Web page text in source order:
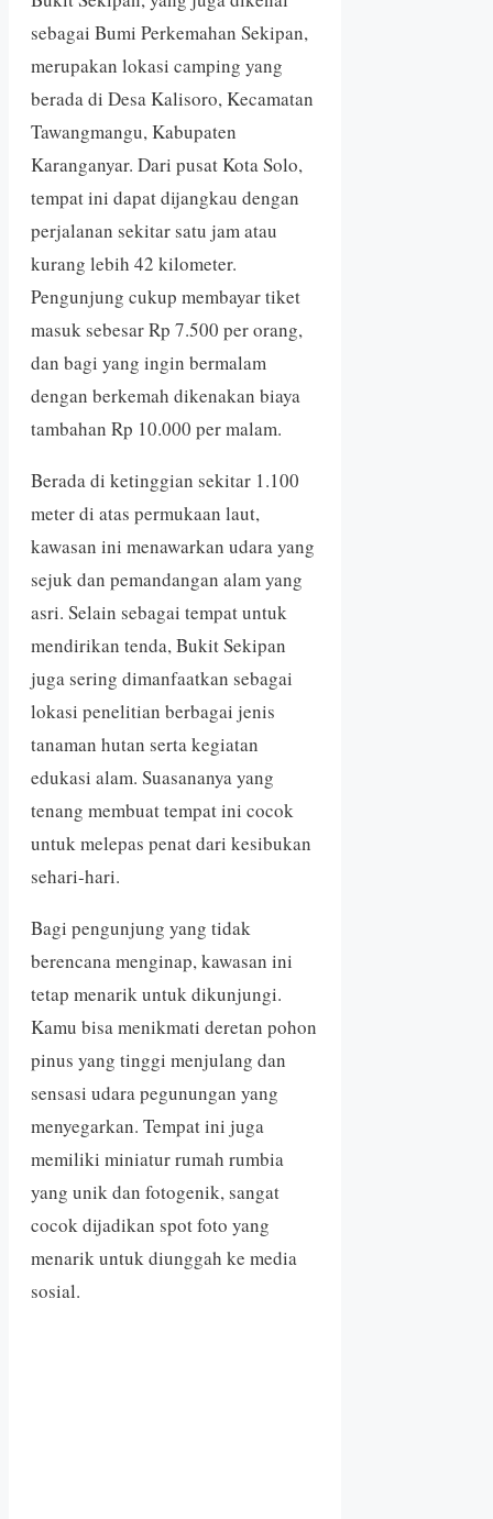
sebagai Bumi Perkemahan Sekipan,
merupakan lokasi camping yang
berada di Desa Kalisoro, Kecamatan
Tawangmangu, Kabupaten
Karanganyar. Dari pusat Kota Solo,
tempat ini dapat dijangkau dengan
perjalanan sekitar satu jam atau
kurang lebih 42 kilometer.
Pengunjung cukup membayar tiket
masuk sebesar Rp 7.500 per orang,
dan bagi yang ingin bermalam
dengan berkemah dikenakan biaya
tambahan Rp 10.000 per malam.
Berada di ketinggian sekitar 1.100
meter di atas permukaan laut,
kawasan ini menawarkan udara yang
sejuk dan pemandangan alam yang
asri. Selain sebagai tempat untuk
mendirikan tenda, Bukit Sekipan
juga sering dimanfaatkan sebagai
lokasi penelitian berbagai jenis
tanaman hutan serta kegiatan
edukasi alam. Suasananya yang
tenang membuat tempat ini cocok
untuk melepas penat dari kesibukan
sehari-hari.
Bagi pengunjung yang tidak
berencana menginap, kawasan ini
tetap menarik untuk dikunjungi.
Kamu bisa menikmati deretan pohon
pinus yang tinggi menjulang dan
sensasi udara pegunungan yang
menyegarkan. Tempat ini juga
memiliki miniatur rumah rumbia
yang unik dan fotogenik, sangat
cocok dijadikan spot foto yang
menarik untuk diunggah ke media
sosial.